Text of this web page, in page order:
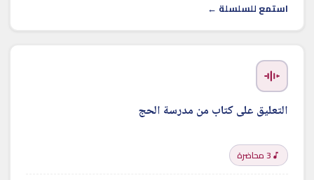
استمع للسلسلة ←
التعليق على كتاب من مدرسة الحج
3 محاضرة